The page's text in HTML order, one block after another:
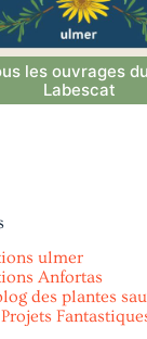
les ouvrages
Labescat
ulmer
Anfortas
des plantes